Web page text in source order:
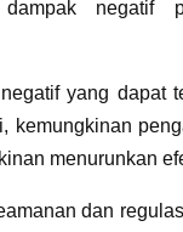
negatif
yang dapat
kemungkinan
menurunkan
dan